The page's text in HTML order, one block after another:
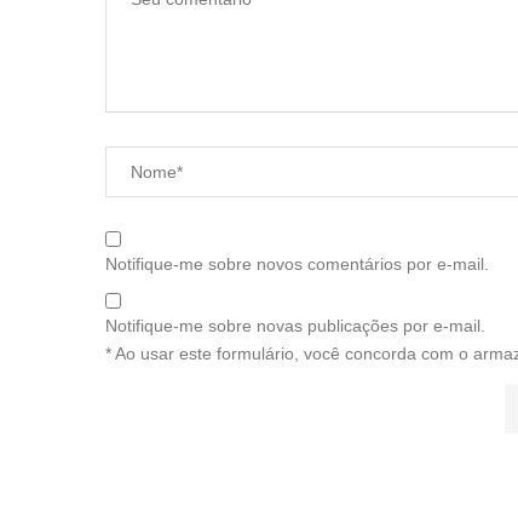
Notifique-me sobre novos comentários por e-mail.
Notifique-me sobre novas publicações por e-mail.
* Ao usar este formulário, você concorda com o